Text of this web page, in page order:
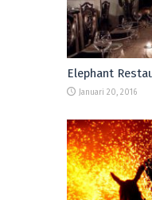
Elephant
Januari 20, 2016